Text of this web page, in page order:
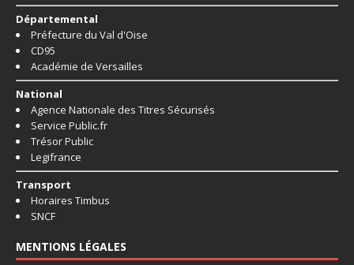
Départemental
Préfecture du Val d'Oise
CD95
Académie de Versailles
National
Agence Nationale des Titres Sécurisés
Service Public.fr
Trésor Public
Legifrance
Transport
Horaires Timbus
SNCF
MENTIONS LÉGALES